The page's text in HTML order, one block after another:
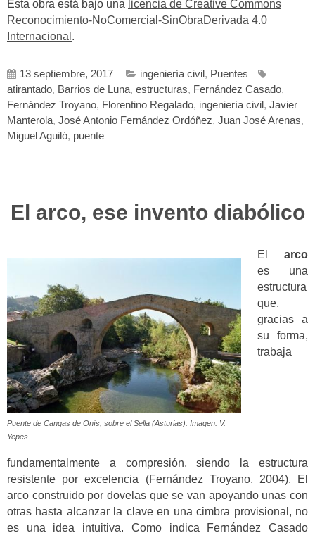
Esta obra está bajo una licencia de Creative Commons
Reconocimiento-NoComercial-SinObraDerivada 4.0
Internacional .
13 septiembre, 2017 ingeniería civil , Puentes
atirantado, Barrios de Luna, estructuras, Fernández Casado,
Fernández Troyano, Florentino Regalado, ingeniería civil , Javier
Manterola, José Antonio Fernández Ordóñez, Juan José Arenas,
Miguel Aguiló, puente
El arco, ese invento diabólico
Puente de Cangas de Onís, sobre el Sella (Asturias). Imagen: V.
Yepes
El arco
es una
estructura
que,
gracias a
su forma,
trabaja
fundamentalmente a compresión, siendo la estructura
resistente por excelencia (Fernández Troyano, 2004). El
arco construido por dovelas que se van apoyando unas con
otras hasta alcanzar la clave en una cimbra provisional, no
es una idea intuitiva. Como indica Fernández Casado